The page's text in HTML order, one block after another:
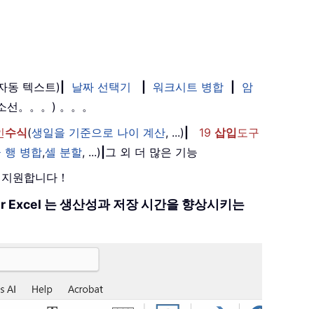
동 텍스트) 날짜 선택기 워크시트 병합
암
。。。) 。。。
수식(생일을 기준으로 나이 계산, ...) 19 삽입도구
행 병합,셀 분할, ...) 그 외 더 많은 기능
원합니다！
는 생산성과 저장 시간을 향상시키는